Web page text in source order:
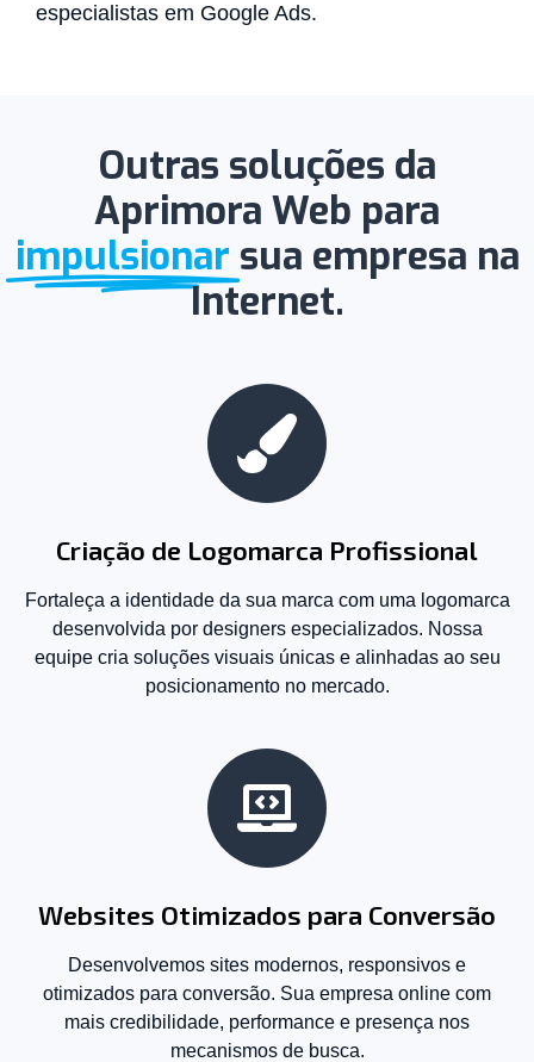
especialistas em Google Ads.
Outras soluções da
Aprimora Web para
impulsionar sua empresa na
Internet.
Criação de Logomarca Profissional
Fortaleça a identidade da sua marca com uma logomarca
desenvolvida por designers especializados. Nossa
equipe cria soluções visuais únicas e alinhadas ao seu
posicionamento no mercado.
Websites Otimizados para Conversão
Desenvolvemos sites modernos, responsivos e
otimizados para conversão. Sua empresa online com
mais credibilidade, performance e presença nos
mecanismos de busca.